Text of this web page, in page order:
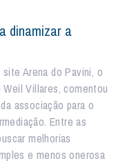
dinamizar a
site Arena do Pavini, o
Villares, comentou
associação para o
Entre as
melhorias
e menos onerosa